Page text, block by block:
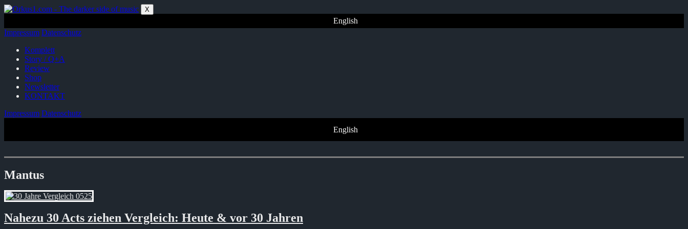
Zum
springen
X
English
Impressum Datenschutz
Komplett
Story / Q+A
Review
Shop
Newsletter
KONTAKT
Impressum Datenschutz
English
Mantus
Nahezu 30 Acts ziehen Vergleich: Heute & vor 30 Jahren